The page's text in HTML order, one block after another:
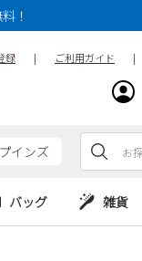
！
録 | ご利用ガイド |
インズ
バッグ 雑貨